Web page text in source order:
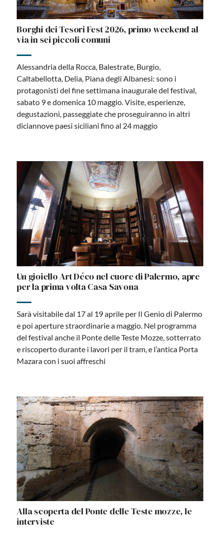
Borghi dei Tesori Fest 2026, primo weekend al
via in sei piccoli comuni
Alessandria della Rocca, Balestrate, Burgio,
Caltabellotta, Delia, Piana degli Albanesi: sono i
protagonisti del fine settimana inaugurale del festival,
sabato 9 e domenica 10 maggio. Visite, esperienze,
degustazioni, passeggiate che proseguiranno in altri
diciannove paesi siciliani fino al 24 maggio
Un gioiello Art Déco nel cuore di Palermo, apre
per la prima volta Casa Savona
Sarà visitabile dal 17 al 19 aprile per Il Genio di Palermo
e poi aperture straordinarie a maggio. Nel programma
del festival anche il Ponte delle Teste Mozze, sotterrato
e riscoperto durante i lavori per il tram, e l’antica Porta
Mazara con i suoi affreschi
Alla scoperta del Ponte delle Teste mozze, le
interviste